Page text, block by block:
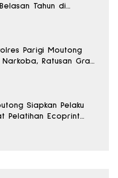
Tahun di
Parigi Moutong
Narkoba, Ratusan Gram
Siapkan Pelaku
Pelatihan Ecoprint